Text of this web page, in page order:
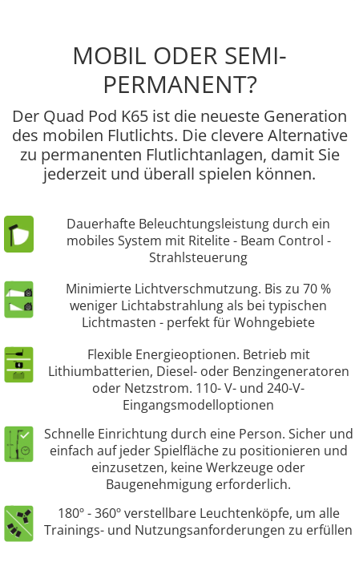
MOBIL ODER SEMI-
PERMANENT?
Der Quad Pod K65 ist die neueste Generation
des mobilen Flutlichts. Die clevere Alternative
zu permanenten Flutlichtanlagen, damit Sie
jederzeit und überall spielen können.
Dauerhafte Beleuchtungsleistung durch ein
mobiles System mit Ritelite - Beam Control -
Strahlsteuerung
Minimierte Lichtverschmutzung. Bis zu 70 %
weniger Lichtabstrahlung als bei typischen
Lichtmasten - perfekt für Wohngebiete
Flexible Energieoptionen. Betrieb mit
Lithiumbatterien, Diesel- oder Benzingeneratoren
oder Netzstrom. 110- V- und 240-V-
Eingangsmodelloptionen
Schnelle Einrichtung durch eine Person. Sicher und
einfach auf jeder Spielfläche zu positionieren und
einzusetzen, keine Werkzeuge oder
Baugenehmigung erforderlich.
180º - 360º verstellbare Leuchtenköpfe, um alle
Trainings- und Nutzungsanforderungen zu erfüllen